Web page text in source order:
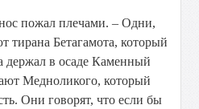
пожал плечами. – Одни,
тирана Бетагамота, который
держал в осаде Каменный
Медноликого, который
Они говорят, что если бы